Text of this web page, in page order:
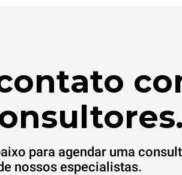
para agendar uma
nossos especialistas.